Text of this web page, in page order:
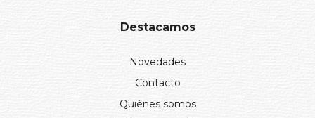
Destacamos
Novedades
Contacto
Quiénes somos